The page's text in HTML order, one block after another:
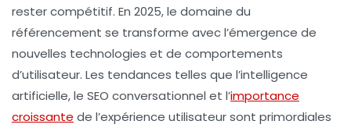
rester compétitif. En 2025, le domaine du
référencement se transforme avec l’émergence de
nouvelles technologies et de comportements
d’utilisateur. Les tendances telles que l’intelligence
artificielle, le SEO conversationnel et l’importance
croissante de l’expérience utilisateursont primordiales